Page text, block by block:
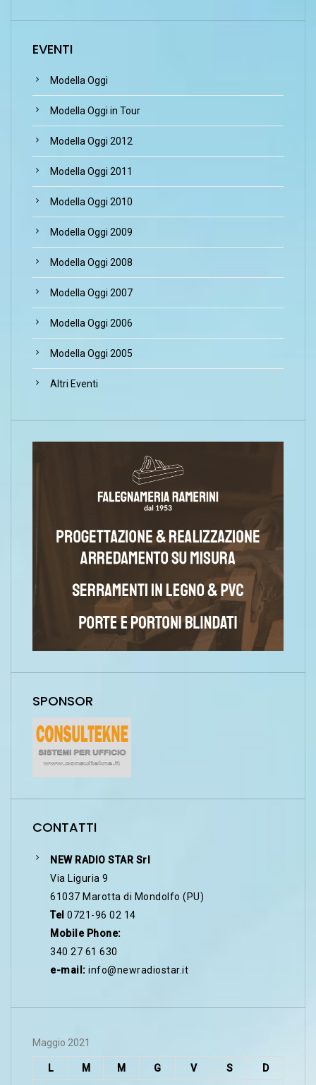
EVENTI
Modella Oggi
Modella Oggi in Tour
Modella Oggi 2012
Modella Oggi 2011
Modella Oggi 2010
Modella Oggi 2009
Modella Oggi 2008
Modella Oggi 2007
Modella Oggi 2006
Modella Oggi 2005
Altri Eventi
SPONSOR
CONTATTI
NEW RADIO STAR Srl
Via Liguria 9
61037 Marotta di Mondolfo (PU)
Tel 0721-96 02 14
Mobile Phone:
340 27 61 630
e-mail: info@newradiostar.it
Maggio 2021
L M M G V S D